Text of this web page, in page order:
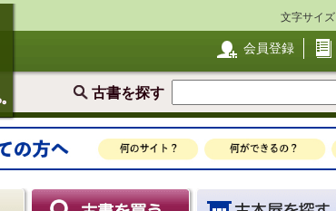
文字サイズ
会員登録
古書を探す